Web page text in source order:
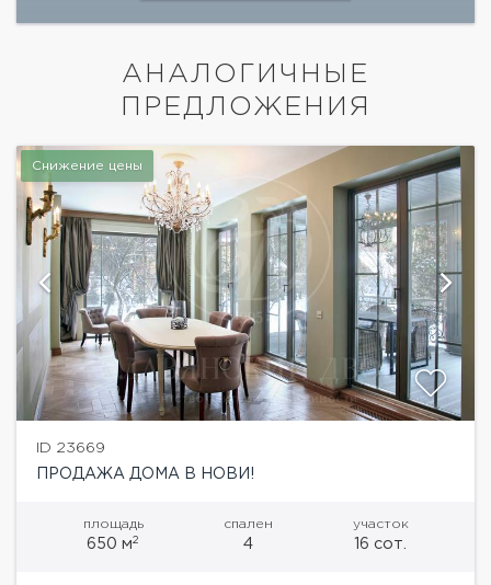
АНАЛОГИЧНЫЕ
ПРЕДЛОЖЕНИЯ
Снижение цены
ID 23669
ПРОДАЖА ДОМА В НОВИ!
площадь
650 м2
спален
4
участок
16 сот.